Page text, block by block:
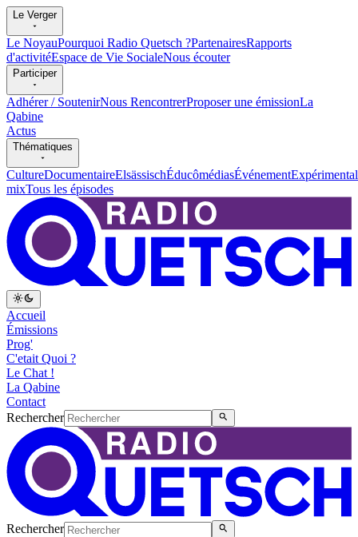
Le Verger
Le NoyauPourquoi Radio Quetsch ?PartenairesRapports
d'activitéEspace de Vie SocialeNous écouter
Participer
Adhérer / SoutenirNous RencontrerProposer une émissionLa
Qabine
Actus
Thématiques
CultureDocumentaireElsässischÉducômédiasÉvénementExpérimental
mixTous les épisodes
Accueil
Émissions
Prog'
C'etait Quoi ?
Le Chat !
La Qabine
Contact
Rechercher
Rechercher